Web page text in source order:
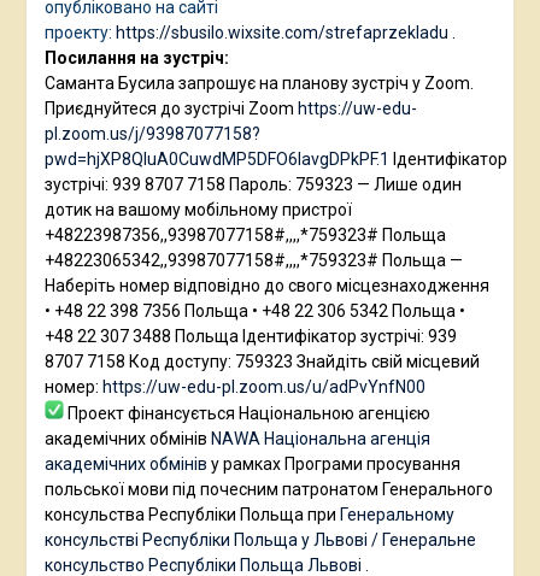
опубліковано на сайті
проекту: https://sbusilo.wixsite.com/strefaprzekladu
Посилання на зустріч:
Саманта Бусила запрошує на планову зустріч у Zoom.
Приєднуйтеся до зустрічі Zoom https://uw-edu-
pl.zoom.us/j/93987077158?
pwd=hjXP8QIuA0CuwdMP5DFO6IavgDPkPF.1
Ідентифікатор
зустрічі: 939 8707 7158 Пароль: 759323 — Лише один
дотик на вашому мобільному пристрої
+48223987356,,93987077158#,,,,*759323# Польща
+48223065342,,93987077158#,,,,*759323# Польща —
Наберіть номер відповідно до свого місцезнаходження
• +48 22 398 7356 Польща • +48 22 306 5342 Польща •
+48 22 307 3488 Польща Ідентифікатор зустрічі: 939
8707 7158 Код доступу: 759323 Знайдіть свій місцевий
номер: https://uw-edu-pl.zoom.us/u/adPvYnfN00
Проект фінансується Національною агенцією
академічних обмінів NAWA Національна агенція
академічних обмінів у рамках Програми просування
польської мови під почесним патронатом Генерального
консульства Республіки Польща при Генеральному
консульстві Республіки Польща у Львові / Генеральне
консульство Республіки Польща Львові